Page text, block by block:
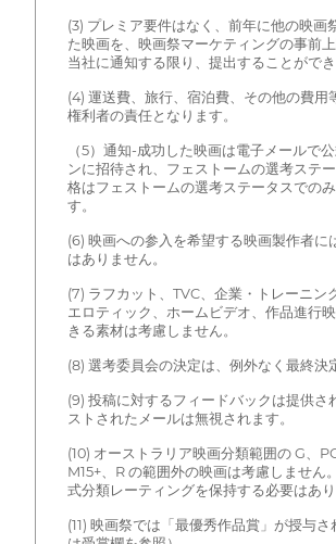
(3) プレミア要件はなく、前年に他の映画
た映画を、映画祭マーケティングの事前
当社に通知する限り、提出することができ
(4) 運送費、旅行、宿泊費、その他の費用
権利者の責任となります。
（5）通知-成功した映画は電子メールで
ンに招待され、フェストームの選考ステ
格はフェストームの選考ステータスでの
す。
(6) 映画への参入を希望する映画製作者に
はありません。
(7) ラフカット、TVC、企業・トレーニン
エロティック、ホームビデオ、作品進行
きる素材は考慮しません。
(8) 選考委員会の決定は、例外なく最終決
(9) 投稿に対するフィードバックは提供さ
ストされたメールは無視されます。
(10) オーストラリア映画分類範囲の G、
M15+、R の範囲外の映画は考慮しません
式分類レーティングを保持する必要はあり
(11) 映画祭では「最優秀作品賞」が授与さ